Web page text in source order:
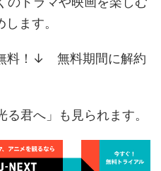
ます。
料！↓ 無料期間に解約
君へ」も見られます。